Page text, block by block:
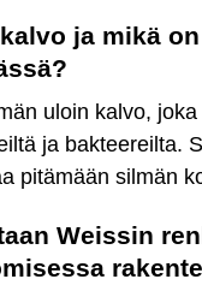
ja mikä
uloin kalvo,
ja bakteereilta.
pitämään silmän
Weissin